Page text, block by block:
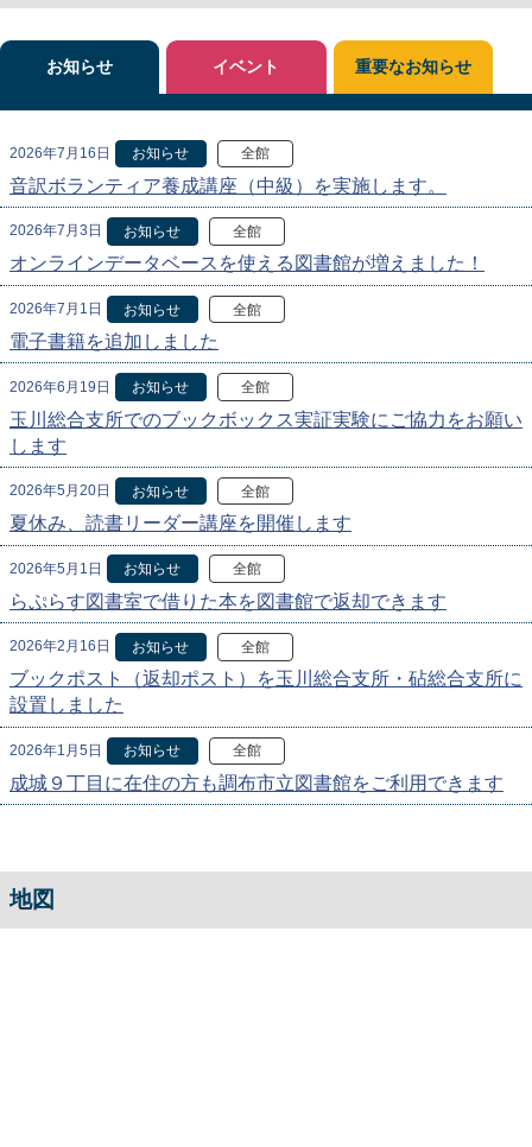
お知らせ
2026年7月16日 お知らせ 全館
音訳ボランティア養成講座（中級）を実施します。
2026年7月3日 お知らせ 全館
オンラインデータベースを使える図書館が増えました！
2026年7月1日 お知らせ 全館
電子書籍を追加しました
2026年6月19日 お知らせ 全館
玉川総合支所でのブックボックス実証実験にご協力をお願い
します
2026年5月20日 お知らせ 全館
夏休み、読書リーダー講座を開催します
2026年5月1日 お知らせ 全館
らぷらす図書室で借りた本を図書館で返却できます
2026年2月16日 お知らせ 全館
ブックポスト（返却ポスト）を玉川総合支所・砧総合支所に
設置しました
2026年1月5日 お知らせ 全館
成城９丁目に在住の方も調布市立図書館をご利用できます
イベント 重要なお知らせ
地図